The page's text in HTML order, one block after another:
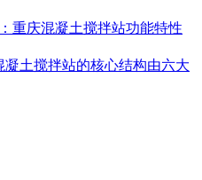
重庆混凝土搅拌站功能特性
凝土搅拌站的核心结构由六大